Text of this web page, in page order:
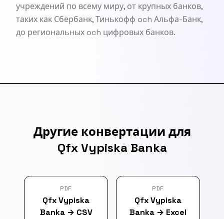
учреждений по всему миру, от крупных банков,
таких как Сбербанк, Тинькофф och Альфа-Банк,
до региональных och цифровых банков.
Другие конвертации для
Qfx Vypiska Banka
PDF
Qfx Vypiska
Banka→ CSV
PDF
Qfx Vypiska
Banka → Excel